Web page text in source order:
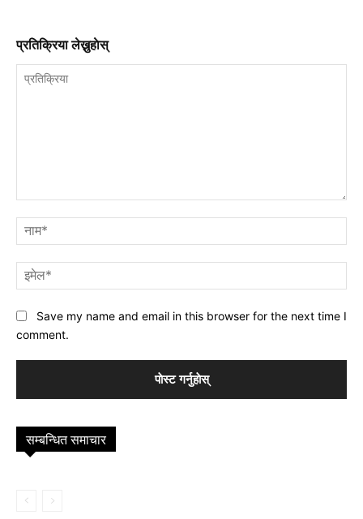
प्रतिक्रिया लेख्नुहाेस्
Save my name and email in this browser for the next time I
comment.
सम्बन्धित समाचार